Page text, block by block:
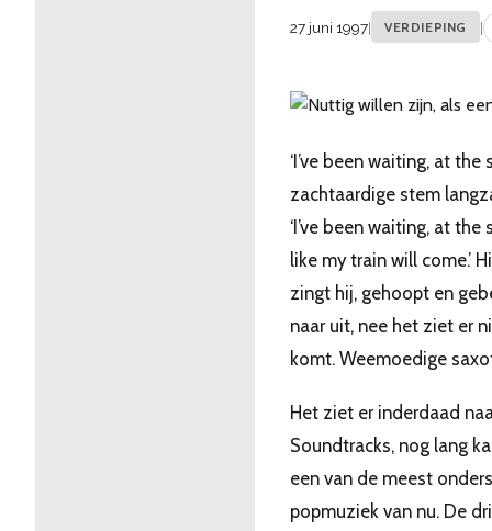
27 juni 1997| VERDIEPING |
‘I’ve been waiting, at
zachtaardige stem
‘I’ve been waiting, at
like my train will come.’
zingt hij, gehoopt en
naar uit, nee het ziet er
komt. Weemoedige
Het ziet er inderdaad
Soundtracks, nog lang
een van de meest
popmuziek van nu. De